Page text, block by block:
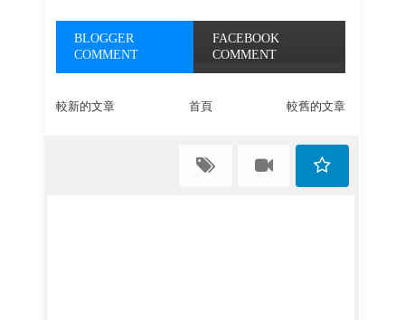
BLOGGER
COMMENT
FACEBOOK
COMMENT
較新的文章 較舊的文章
首頁